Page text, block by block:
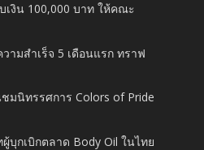
เงิน 100,000 บาท ให้คณะ
ามสำเร็จ 5 เดือนแรก ทราฟ
มนิทรรศการ Colors of Pride
บุกเบิกตลาด Body Oil ในไทย